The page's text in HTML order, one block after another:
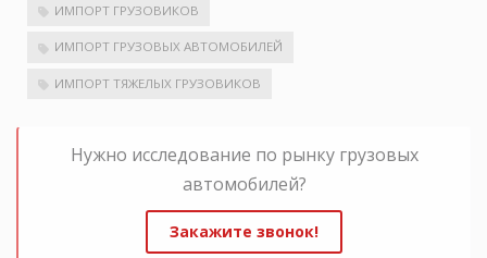
ИМПОРТ ГРУЗОВИКОВ
ИМПОРТ ГРУЗОВЫХ АВТОМОБИЛЕЙ
ИМПОРТ ТЯЖЕЛЫХ ГРУЗОВИКОВ
Нужно исследование по рынку грузовых
автомобилей?
Закажите звонок!